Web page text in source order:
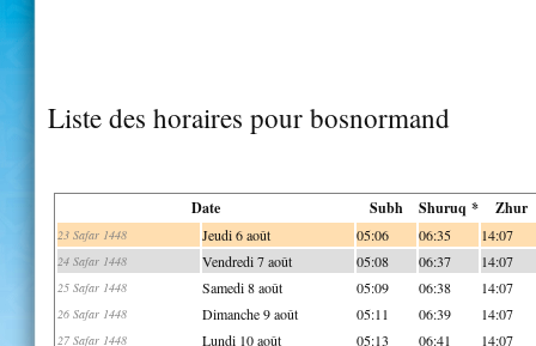
Liste des horaires pour bosnormand
Date Subh Shuruq * Zhur
23 Safar 1448 Jeudi 6 août 05:06 06:35 14:07
24 Safar 1448 Vendredi 7 août 05:08 06:37 14:07
25 Safar 1448 Samedi 8 août 05:09 06:38 14:07
26 Safar 1448 Dimanche 9 août 05:11 06:39 14:07
27 Safar 1448 Lundi 10 août 05:13 06:41 14:07